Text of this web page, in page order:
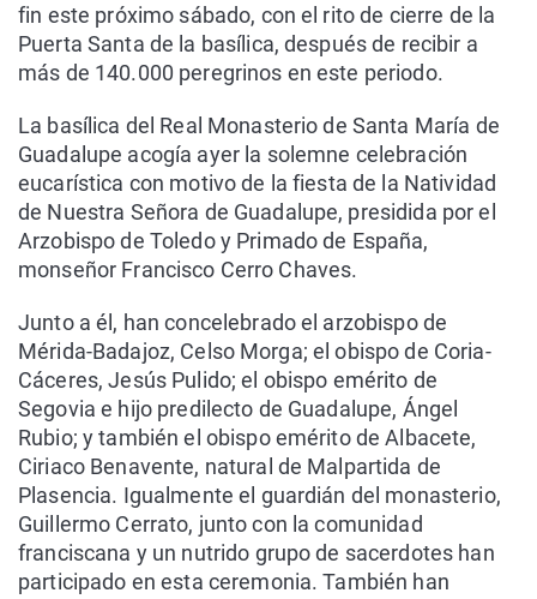
fin este próximo sábado, con el rito de cierre de la
Puerta Santa de la basílica, después de recibir a
más de 140.000 peregrinos en este periodo.
La basílica del Real Monasterio de Santa María de
Guadalupe acogía ayer la solemne celebración
eucarística con motivo de la fiesta de la Natividad
de Nuestra Señora de Guadalupe, presidida por el
Arzobispo de Toledo y Primado de España,
monseñor Francisco Cerro Chaves.
Junto a él, han concelebrado el arzobispo de
Mérida-Badajoz, Celso Morga; el obispo de Coria-
Cáceres, Jesús Pulido; el obispo emérito de
Segovia e hijo predilecto de Guadalupe, Ángel
Rubio; y también el obispo emérito de Albacete,
Ciriaco Benavente, natural de Malpartida de
Plasencia. Igualmente el guardián del monasterio,
Guillermo Cerrato, junto con la comunidad
franciscana y un nutrido grupo de sacerdotes han
participado en esta ceremonia. También han